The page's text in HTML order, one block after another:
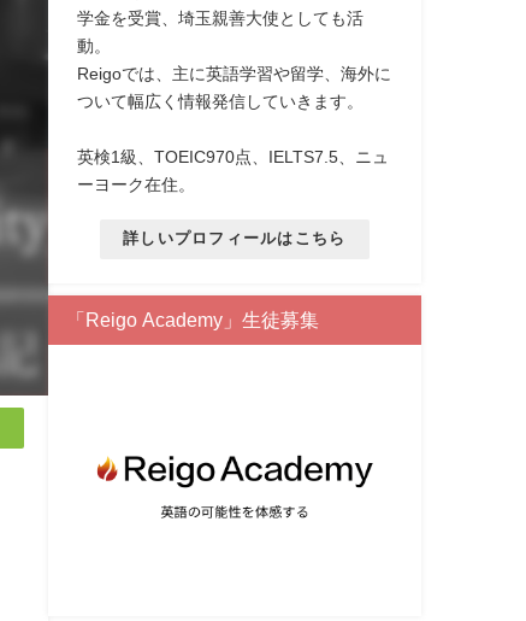
学金を受賞、埼玉親善大使としても活
動。
Reigoでは、主に英語学習や留学、海外に
ついて幅広く情報発信していきます。
英検1級、TOEIC970点、IELTS7.5、ニュ
ーヨーク在住。
詳しいプロフィールはこちら
「Reigo Academy」生徒募集